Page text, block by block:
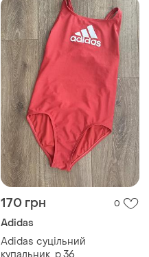
170 грн 0
Adidas
Adidas суцільний